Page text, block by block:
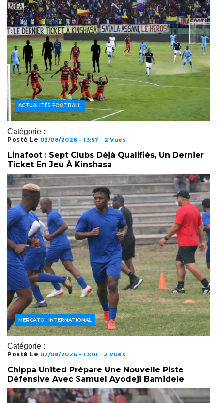
Catégorie :
ACTUALITÉS FOOTBALL
Posté Le 02/08/2026 - 13:57 2 Vues
Linafoot : Sept Clubs Déjà Qualifiés, Un Dernier
Ticket En Jeu À Kinshasa
Catégorie :
FOOTBALL AFRICAIN
FOOTBALL INTERNATIONAL
MERCATO
Posté Le 02/08/2026 - 13:01 2 Vues
Chippa United Prépare Une Nouvelle Piste
Défensive Avec Samuel Ayodeji Bamidele